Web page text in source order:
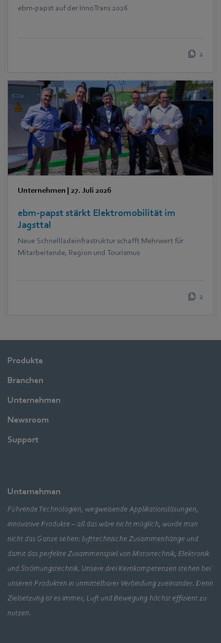
ebm‑papst auf der InnoTrans 2026
2
Unternehmen | 27. Juli 2026
ebm‑papst stärkt Elektromobilität im
Jagsttal
Neue Schnellladeinfrastruktur schafft Mehrwert für
Mitarbeitende, Region und Tourismus
2
Produkte
Branchen
Unternehmen
Newsroom
Support
Unternehmen
Führende Technologien, wegweisende Applikationslösungen,
innovative Produkte – all das wäre nicht möglich, würde man
nicht das Ganze sehen: lufttechnische Zusammenhänge und
damit das perfekte Zusammenspiel von Motortechnik, Elektronik
und Strömungstechnik. Unsere drei Kernkompetenzen stehen bei
unseren Produkten in unmittelbarer Verbindung zueinander. Denn
Zielsetzung ist es immer, Luft und Bewegung höchst effizient zu
nutzen.